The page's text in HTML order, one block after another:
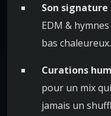
Son signature
EDM &
bas chaleureux.
Curations
pour un mix
jamais un